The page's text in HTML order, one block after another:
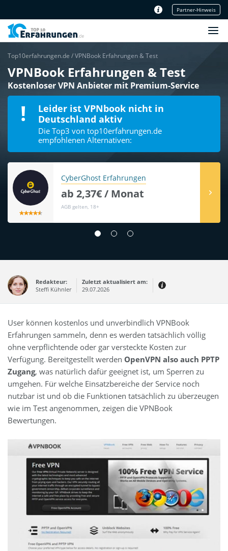
Unser Redaktionsteam
Partner-Hinweis
Top10erfahrungen.de /VPNBook Erfahrungen & Test
VPNBook Erfahrungen & Test
Kostenloser VPN Anbieter mit Premium-Service
Leider ist VPNbook nicht in
Deutschland aktiv
Die Top3 von top10erfahrungen.de
empfohlenen Alternativen:
CyberGhost Erfahrungen
ab 2,37€ / Monat
AGB gelten, 18+
Redakteur:
Steffi Kühnler
Zuletzt aktualisiert am:
29.07.2026
Erfahrungen:
Produkt- und Kategorietexte sowie
Newsberichte
Mein Werdegang ist relativ bunt,
denn ich habe zuerst eine praktische
Ausbildung in Elektrotechnik
abgeschlossen und später noch ein
IT-Studium an der Fachhochschule
draufgelegt.
User können kostenlos und unverbindlich VPNBook
Erfahrungen sammeln, denn es werden tatsächlich völlig
ohne verpflichtende oder gar versteckte Kosten zur
Verfügung. Bereitgestellt werden OpenVPN also auch PPTP
Zugang, was natürlich dafür geeignet ist, um Sperren zu
umgehen. Für welche Einsatzbereiche der Service noch
nutzbar ist und ob die Funktionen tatsächlich zu überzeugen
wie im Test angenommen, zeigen die VPNBook
Bewertungen.